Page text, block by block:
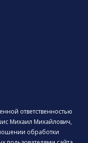
ответственностью
Михаил Михайлович,
обработки